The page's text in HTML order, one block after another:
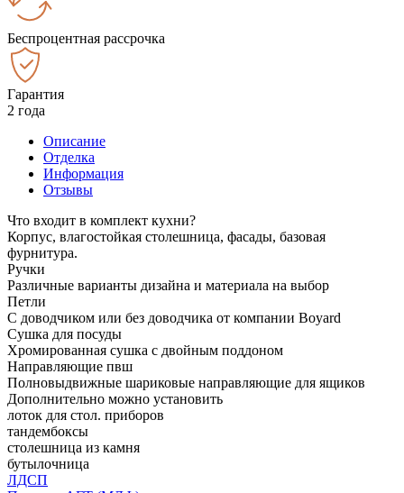
Беспроцентная рассрочка
Гарантия
2 года
Описание
Отделка
Информация
Отзывы
Что входит в комплект кухни?
Корпус, влагостойкая столешница, фасады, базовая
фурнитура.
Ручки
Различные варианты дизайна и материала на выбор
Петли
С доводчиком или без доводчика от компании Boyard
Сушка для посуды
Хромированная сушка с двойным поддоном
Направляющие пвш
Полновыдвижные шариковые направляющие для ящиков
Дополнительно можно установить
лоток для стол. приборов
тандембоксы
столешница из камня
бутылочница
ЛДСП